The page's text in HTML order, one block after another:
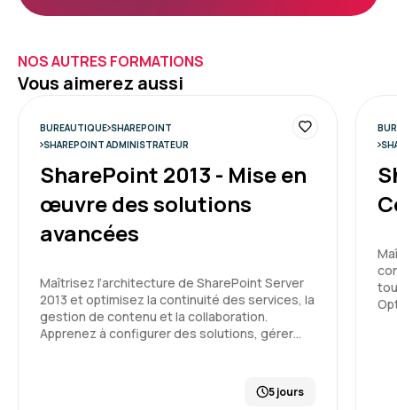
NOS AUTRES FORMATIONS
Vous aimerez aussi
BUREAUTIQUE SHAREPOINT
SHAREPOINT ADMINISTRATEUR
SharePoint 2013 - Mise en
œuvre des solutions
avancées
Maîtrisez l’architecture de SharePoint Server
2013 et optimisez la continuité des services, la
gestion de contenu et la collaboration.
Apprenez à configurer des solutions, gérer…
5 jours